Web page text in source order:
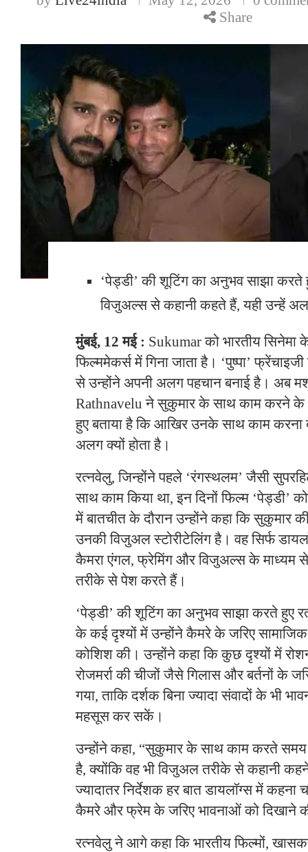
Share
‘पेड्डी’ की शूटिंग का अनुभव साझा करते
विजुअल्स से कहानी कहते हैं, यही उन्हें
मुंबई, 12 मई : Sukumar को भारतीय सिनेमा
फिल्ममेकर्स में गिना जाता है। ‘पुष्पा’
से उन्होंने अपनी अलग पहचान बनाई है। अब
Rathnavelu ने सुकुमार के साथ काम करने
हुए बताया है कि आखिर उनके साथ काम करना
अलग क्यों होता है।
रत्नवेलु, जिन्होंने पहले ‘रंगस्थलम’ जैसी
साथ काम किया था, इन दिनों फिल्म ‘पेड्डी’
में बातचीत के दौरान उन्होंने कहा कि सुकुमार
उनकी विजुअल स्टोरीटेलिंग है। वह सिर्फ
कैमरा एंगल, फ्रेमिंग और विजुअल्स के माध्यम से
तरीके से पेश करते हैं।
‘पेड्डी’ की शूटिंग का अनुभव साझा करते हुए
के कई दृश्यों में उन्होंने कैमरे के जरिए
कोशिश की। उन्होंने कहा कि कुछ दृश्यों में
रोजमर्रा की चीजों जैसे गिलास और बर्तनों के
गया, ताकि दर्शक बिना ज्यादा संवादों के भी
महसूस कर सकें।
उन्होंने कहा, “सुकुमार के साथ काम करते समय
है, क्योंकि वह भी विजुअल तरीके से कहानी
ज्यादातर निर्देशक हर बात डायलॉग्स में
कैमरे और फ्रेम के जरिए भावनाओं को दिखाने
रत्नवेलु ने आगे कहा कि भारतीय फिल्मों,